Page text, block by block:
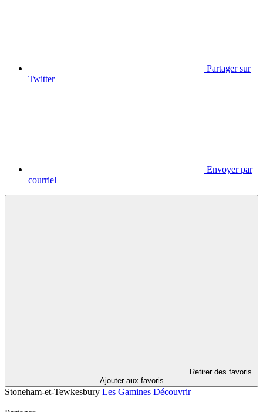
Partager sur
Twitter
Envoyer par
courriel
Retirer des favoris
Ajouter aux favoris
Stoneham-et-Tewkesbury Les Gamines Découvrir